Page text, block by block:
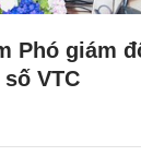
Phó giám
VTC